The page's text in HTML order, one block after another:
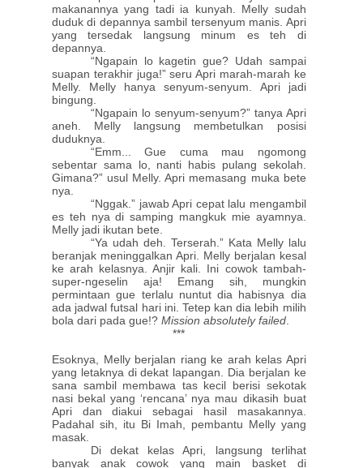
makanannya yang tadi ia kunyah. Melly sudah
duduk di depannya sambil tersenyum manis. Apri
yang tersedak langsung minum es teh di
depannya.
“Ngapain lo kagetin gue? Udah sampai
suapan terakhir juga!” seru Apri marah-marah ke
Melly. Melly hanya senyum-senyum. Apri jadi
bingung.
“Ngapain lo senyum-senyum?” tanya Apri
aneh. Melly langsung membetulkan posisi
duduknya.
“Emm... Gue cuma mau ngomong
sebentar sama lo, nanti habis pulang sekolah.
Gimana?” usul Melly. Apri memasang muka bete
nya.
“Nggak.” jawab Apri cepat lalu mengambil
es teh nya di samping mangkuk mie ayamnya.
Melly jadi ikutan bete.
“Ya udah deh. Terserah.” Kata Melly lalu
beranjak meninggalkan Apri. Melly berjalan kesal
ke arah kelasnya. Anjir kali. Ini cowok tambah-
super-ngeselin aja! Emang sih, mungkin
permintaan gue terlalu nuntut dia habisnya dia
ada jadwal futsal hari ini. Tetep kan dia lebih milih
bola dari pada gue!? Mission absolutely failed
***
Esoknya, Melly berjalan riang ke arah kelas Apri
yang letaknya di dekat lapangan. Dia berjalan ke
sana sambil membawa tas kecil berisi sekotak
nasi bekal yang ‘rencana’ nya mau dikasih buat
Apri dan diakui sebagai hasil masakannya.
Padahal sih, itu Bi Imah, pembantu Melly yang
masak.
Di dekat kelas Apri, langsung terlihat
banyak anak cowok yang main basket di